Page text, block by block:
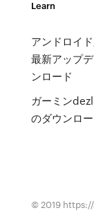
Learn
アンドロイ
最新アップ
ンロード
ガーミン
のダウンロ
© 2019